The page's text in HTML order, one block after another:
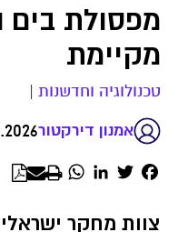
מפסולת בים
מקיימת
טכנולוגיה וחדשנות |
אמנון דירקטור
Facebook
Twitter
LinkedIn
WhatsApp
צוות מחקר